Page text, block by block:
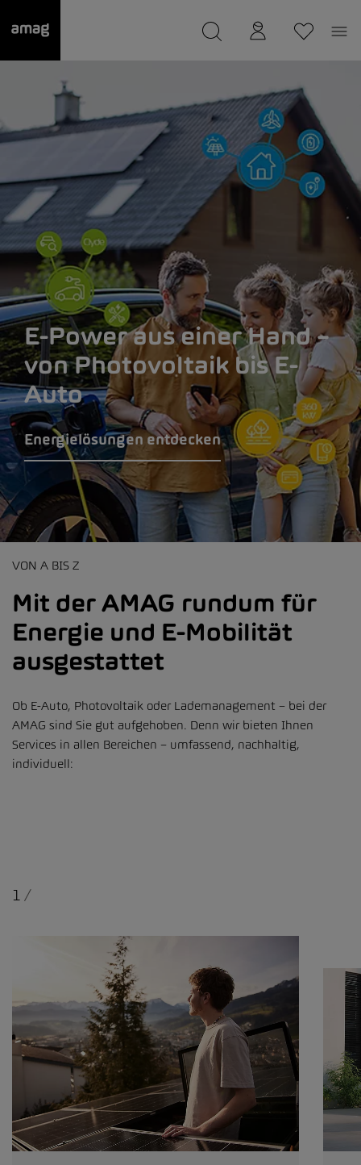
wurde als Ihre Garage gespeichert.
E-Power aus einer Hand –
von Photovoltaik bis E-
Auto
Energielösungen entdecken
VON A BIS Z
Mit der AMAG rundum für
Energie und E-Mobilität
ausgestattet
Ob E-Auto, Photovoltaik oder Lademanagement – bei der
AMAG sind Sie gut aufgehoben. Denn wir bieten Ihnen
Services in allen Bereichen – umfassend, nachhaltig,
individuell:
1 /